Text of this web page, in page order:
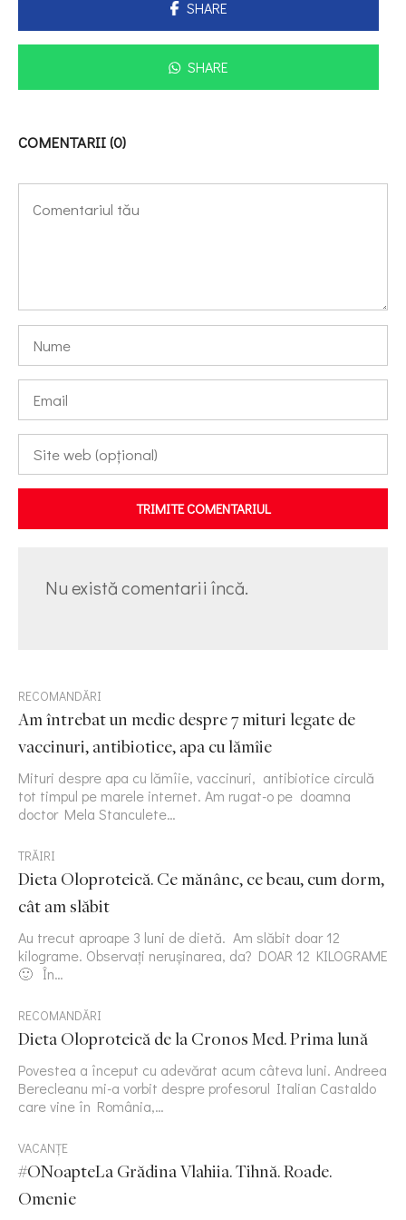
SHARE
SHARE
COMENTARII (0)
TRIMITE COMENTARIUL
Nu există comentarii încă.
RECOMANDĂRI
Am întrebat un medic despre 7 mituri legate de
vaccinuri, antibiotice, apa cu lămîie
Mituri despre apa cu lămîie, vaccinuri, antibiotice circulă
tot timpul pe marele internet. Am rugat-o pe doamna
doctor Mela Stanculete…
TRĂIRI
Dieta Oloproteică. Ce mănânc, ce beau, cum dorm,
cât am slăbit
Au trecut aproape 3 luni de dietă. Am slăbit doar 12
kilograme. Observați nerușinarea, da? DOAR 12 KILOGRAME
🙂 În…
RECOMANDĂRI
Dieta Oloproteică de la Cronos Med. Prima lună
Povestea a început cu adevărat acum câteva luni. Andreea
Berecleanu mi-a vorbit despre profesorul Italian Castaldo
care vine în România,…
VACANȚE
#ONoapteLa Grădina Vlahiia. Tihnă. Roade.
Omenie